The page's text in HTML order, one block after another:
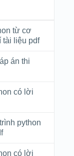
từ cơ
tài liệu pdf
án thi
có lời
python
có lời